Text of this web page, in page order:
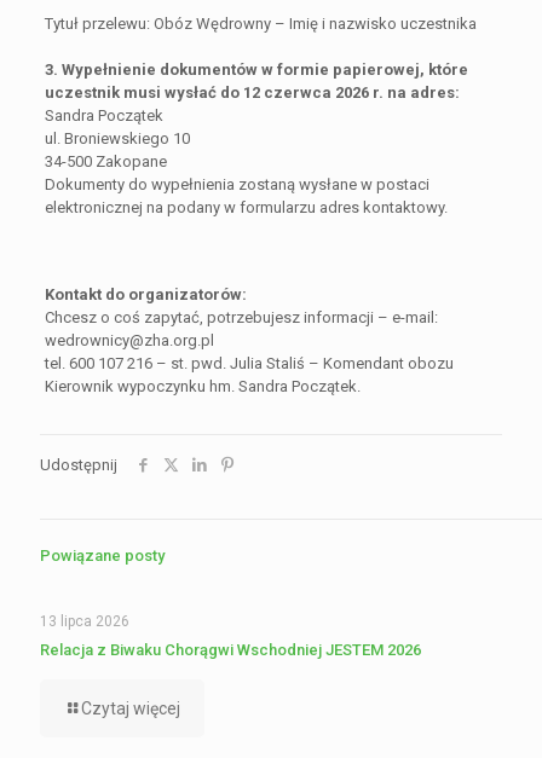
Tytuł przelewu: Obóz Wędrowny – Imię i nazwisko uczestnika
3. Wypełnienie dokumentów w formie papierowej, które
uczestnik musi wysłać do 12 czerwca 2026 r. na adres:
Sandra Początek
ul. Broniewskiego 10
34-500 Zakopane
Dokumenty do wypełnienia zostaną wysłane w postaci
elektronicznej na podany w formularzu adres kontaktowy.
Kontakt do organizatorów:
Chcesz o coś zapytać, potrzebujesz informacji – e-mail:
wedrownicy@zha.org.pl
tel. 600 107 216 – st. pwd. Julia Staliś – Komendant obozu
Kierownik wypoczynku hm. Sandra Początek.
Udostępnij
Powiązane posty
13 lipca 2026
Relacja z Biwaku Chorągwi Wschodniej JESTEM 2026
Czytaj więcej